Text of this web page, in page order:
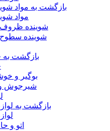
بازگشت به مواد
مواد
شوینده ظروف
شوینده سطوح
بازگشت به
بوگیر و
شیرجوش
بازگشت به
اتو و